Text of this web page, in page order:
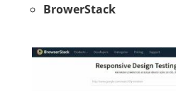
BrowerStack